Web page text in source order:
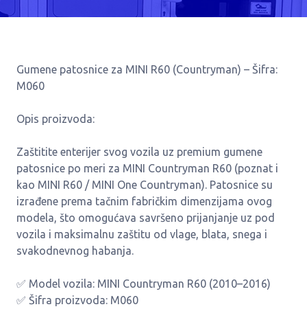
Gumene patosnice za MINI R60 (Countryman) – Šifra:
M060
Opis proizvoda:
Zaštitite enterijer svog vozila uz premium gumene
patosnice po meri za MINI Countryman R60 (poznat i
kao MINI R60 / MINI One Countryman). Patosnice su
izrađene prema tačnim fabričkim dimenzijama ovog
modela, što omogućava savršeno prijanjanje uz pod
vozila i maksimalnu zaštitu od vlage, blata, snega i
svakodnevnog habanja.
✅ Model vozila: MINI Countryman R60 (2010–2016)
✅ Šifra proizvoda: M060